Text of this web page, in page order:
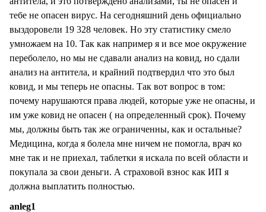
тебе не опасен вирус. На сегодняшний день официально
выздоровели 19 328 человек. Но эту статистику смело
умножаем на 10. Так как например я и все мое окружение
переболело, но мы не сдавали анализ на ковид, но сдали
анализ на антитела, и крайний подтвердил что это был
ковид, и мы теперь не опасны. Так вот вопрос в том:
почему нарушаются права людей, которые уже не опасны, и
им уже ковид не опасен ( на определенный срок). Почему
мы, должны быть так же ограниченны, как и остальные?
Медицина, когда я болела мне ничем не помогла, врач ко
мне так и не приехал, таблетки я искала по всей области и
покупала за свои деньги. А страховой взнос как ИП я
должна выплатить полностью.
anleg1